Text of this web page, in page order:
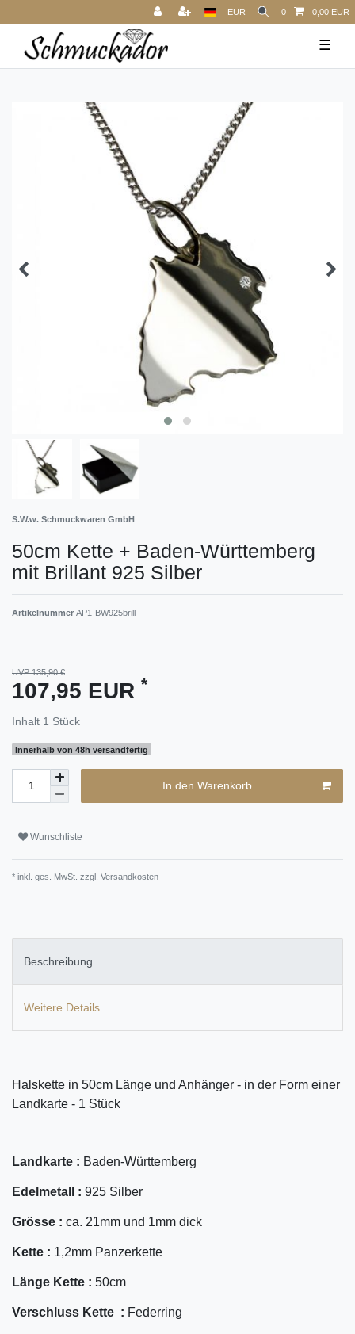
EUR 0 0,00 EUR
☰
S.W.w. Schmuckwaren GmbH
50cm Kette + Baden-Württemberg
mit Brillant 925 Silber
Artikelnummer AP1-BW925brill
UVP 135,90 €
107,95 EUR *
Inhalt 1 Stück
Innerhalb von 48h versandfertig
In den Warenkorb
Wunschliste
* inkl. ges. MwSt. zzgl. Versandkosten
Beschreibung
Weitere Details
Halskette in 50cm Länge und Anhänger - in der Form einer
Landkarte - 1 Stück
Landkarte : Baden-Württemberg
Edelmetall : 925 Silber
Grösse : ca. 21mm und 1mm dick
Kette : 1,2mm Panzerkette
Länge Kette : 50cm
Verschluss Kette : Federring